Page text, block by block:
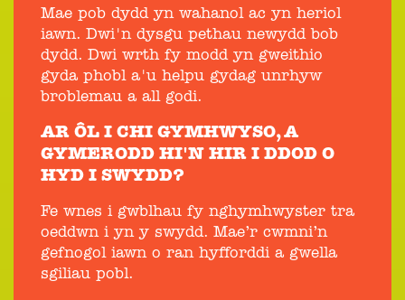
Mae pob dydd yn wahanol ac yn heriol
iawn. Dwi'n dysgu pethau newydd bob
dydd. Dwi wrth fy modd yn gweithio
gyda phobl a'u helpu gydag unrhyw
broblemau a all godi.
AR ÔL I CHI GYMHWYSO, A
GYMERODD HI'N HIR I DDOD O
HYD I SWYDD?
Fe wnes i gwblhau fy nghymhwyster tra
oeddwn i yn y swydd. Mae’r cwmni’n
gefnogol iawn o ran hyfforddi a gwella
sgiliau pobl.